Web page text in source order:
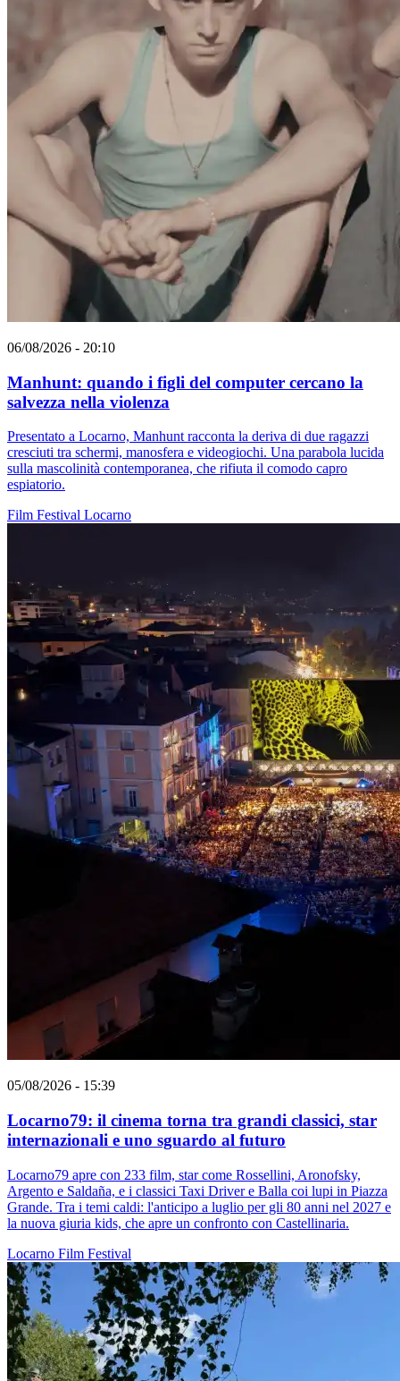
06/08/2026 - 20:10
Manhunt: quando i figli del computer cercano la
salvezza nella violenza
Presentato a Locarno, Manhunt racconta la deriva di due ragazzi
cresciuti tra schermi, manosfera e videogiochi. Una parabola lucida
sulla mascolinità contemporanea, che rifiuta il comodo capro
espiatorio.
Film Festival Locarno
05/08/2026 - 15:39
Locarno79: il cinema torna tra grandi classici, star
internazionali e uno sguardo al futuro
Locarno79 apre con 233 film, star come Rossellini, Aronofsky,
Argento e Saldaña, e i classici Taxi Driver e Balla coi lupi in Piazza
Grande. Tra i temi caldi: l'anticipo a luglio per gli 80 anni nel 2027 e
la nuova giuria kids, che apre un confronto con Castellinaria.
Locarno Film Festival